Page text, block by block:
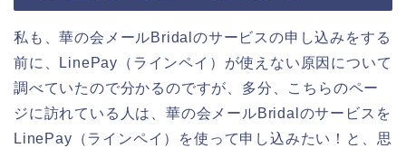
私も、華の会メールBridalのサービスの申し込みをする
前に、LinePay（ラインペイ）が使えない原因について
調べていたので分かるのですが、多分、こちらのペー
ジに訪れている人は、華の会メールBridalのサービスを
LinePay（ラインペイ）を使って申し込みたい！と、思